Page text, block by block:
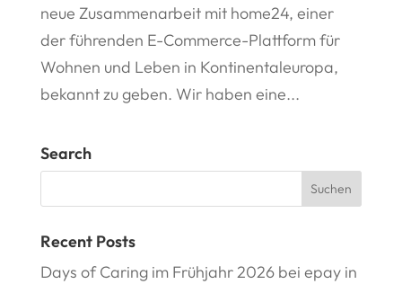
neue Zusammenarbeit mit home24, einer
der führenden E-Commerce-Plattform für
Wohnen und Leben in Kontinentaleuropa,
bekannt zu geben. Wir haben eine...
Search
Recent Posts
Days of Caring im Frühjahr 2026 bei epay in